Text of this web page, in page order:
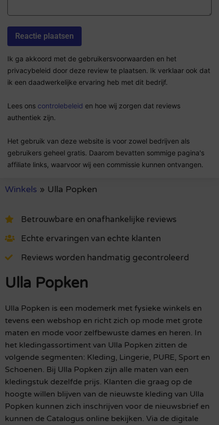
Ik ga akkoord met de gebruikersvoorwaarden en het
privacybeleid door deze review te plaatsen. Ik verklaar ook dat
ik een daadwerkelijke ervaring heb met dit bedrijf.
Lees ons controlebeleid en hoe wij zorgen dat reviews
authentiek zijn.
Het gebruik van deze website is voor zowel bedrijven als
gebruikers geheel gratis. Daarom bevatten sommige pagina's
affiliate links, waarvoor wij een commissie kunnen ontvangen.
Winkels » Ulla Popken
Betrouwbare en onafhankelijke reviews
Echte ervaringen van echte klanten
Reviews worden handmatig gecontroleerd
Ulla Popken
Ulla Popken is een modemerk met fysieke winkels en
tevens een webshop en richt zich op mode met grote
maten en mode voor zelfbewuste dames en heren. In
het kledingassortiment van Ulla Popken zitten de
volgende segmenten: Kleding, Lingerie, PURE, Sport en
Schoenen. Bij Ulla Popken zijn alle maten van een
kledingstuk dezelfde prijs. Klanten die graag op de
hoogte willen blijven van de nieuwste kleding van Ulla
Popken kunnen zich inschrijven voor de nieuwsbrief en
kunnen de Catalogus online bekijken. Via de digitale